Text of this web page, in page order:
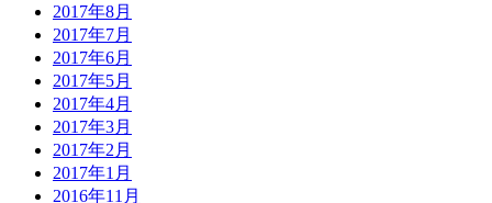
2017年8月
2017年7月
2017年6月
2017年5月
2017年4月
2017年3月
2017年2月
2017年1月
2016年11月